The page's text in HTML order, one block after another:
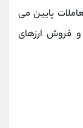
پایین می
و فروش ارزهای